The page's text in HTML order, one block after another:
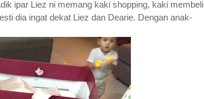
ipar Liez ni memang kaki shopping, kaki membeli
dia ingat dekat Liez dan Dearie. Dengan anak-